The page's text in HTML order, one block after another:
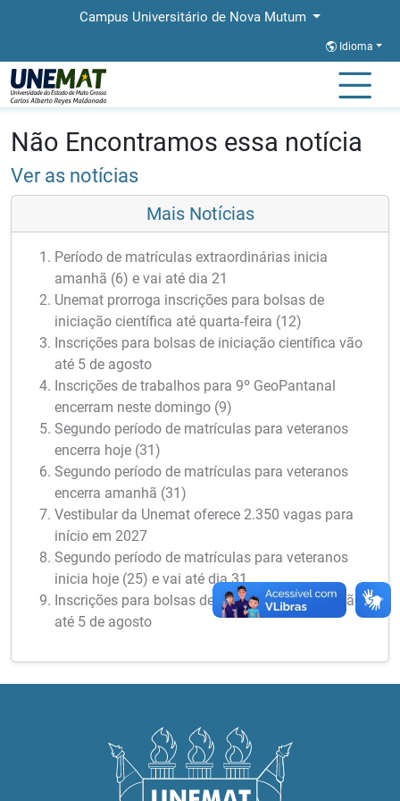
Campus Universitário de Nova Mutum
Idioma
Página Inicial
Não Encontramos essa notícia
Ver as notícias
Mais Notícias
Período de matrículas extraordinárias inicia
amanhã (6) e vai até dia 21
Unemat prorroga inscrições para bolsas de
iniciação científica até quarta-feira (12)
Inscrições para bolsas de iniciação científica vão
até 5 de agosto
Inscrições de trabalhos para 9º GeoPantanal
encerram neste domingo (9)
Segundo período de matrículas para veteranos
encerra hoje (31)
Segundo período de matrículas para veteranos
encerra amanhã (31)
Vestibular da Unemat oferece 2.350 vagas para
início em 2027
Segundo período de matrículas para veteranos
inicia hoje (25) e vai até dia 31
Inscrições para bolsas de iniciação científica vão
até 5 de agosto